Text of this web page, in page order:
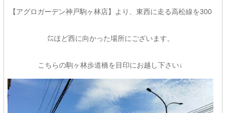
【アグロガーデン神戸駒ヶ林店】より、東西に走る高松線を300
㍍ほど西に向かった場所にございます。
こちらの駒ヶ林歩道橋を目印にお越し下さい↓